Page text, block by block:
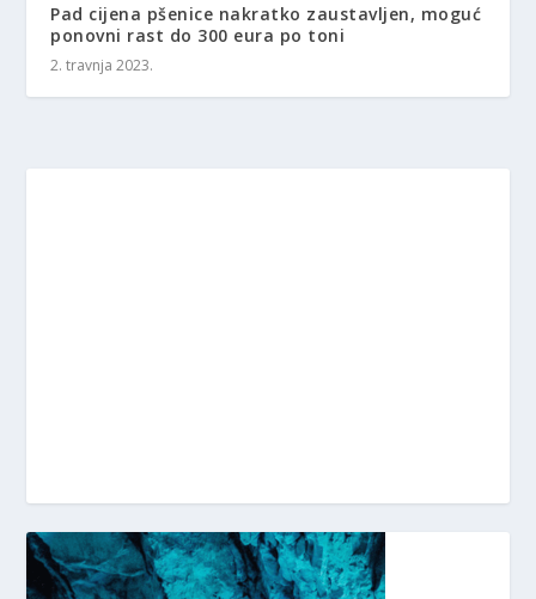
Pad cijena pšenice nakratko zaustavljen, moguć
ponovni rast do 300 eura po toni
2. travnja 2023.